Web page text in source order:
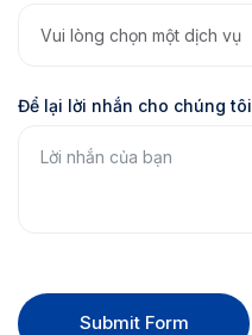
Để lại lời nhắn cho chúng tôi
Submit Form